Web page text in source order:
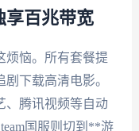
享百兆带宽
烦恼。所有套餐提
下载高清电影。
、腾讯视频等自动
国服则切到**游